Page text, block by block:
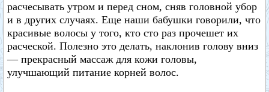
расчесывать утром и перед сном, сняв головной убор
и в других случаях. Еще наши бабушки говорили, что
красивые волосы у того, кто сто раз прочешет их
расческой. Полезно это делать, наклонив голову вниз
— прекрасный массаж для кожи головы,
улучшающий питание корней волос.